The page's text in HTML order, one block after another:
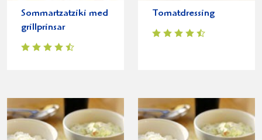
Sommartzatziki med
grillprinsar
Tomatdressing